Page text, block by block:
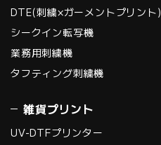
DTE(刺繍×ガーメントプリント)
シークイン転写機
業務用刺繍機
タフティング刺繍機
雑貨プリント
UV-DTFプリンター